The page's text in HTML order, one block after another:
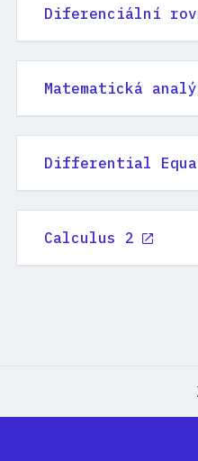
Diferenciální
Matematická
Differential
Calculus 2